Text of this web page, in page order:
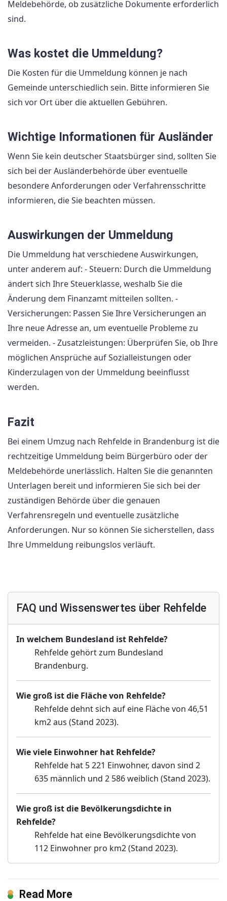
Meldebehörde, ob zusätzliche Dokumente erforderlich
sind.
Was kostet die Ummeldung?
Die Kosten für die Ummeldung können je nach
Gemeinde unterschiedlich sein. Bitte informieren Sie
sich vor Ort über die aktuellen Gebühren.
Wichtige Informationen für Ausländer
Wenn Sie kein deutscher Staatsbürger sind, sollten Sie
sich bei der Ausländerbehörde über eventuelle
besondere Anforderungen oder Verfahrensschritte
informieren, die Sie beachten müssen.
Auswirkungen der Ummeldung
Die Ummeldung hat verschiedene Auswirkungen,
unter anderem auf: - Steuern: Durch die Ummeldung
ändert sich Ihre Steuerklasse, weshalb Sie die
Änderung dem Finanzamt mitteilen sollten. -
Versicherungen: Passen Sie Ihre Versicherungen an
Ihre neue Adresse an, um eventuelle Probleme zu
vermeiden. - Zusatzleistungen: Überprüfen Sie, ob Ihre
möglichen Ansprüche auf Sozialleistungen oder
Kinderzulagen von der Ummeldung beeinflusst
werden.
Fazit
Bei einem Umzug nach Rehfelde in Brandenburg ist die
rechtzeitige Ummeldung beim Bürgerbüro oder der
Meldebehörde unerlässlich. Halten Sie die genannten
Unterlagen bereit und informieren Sie sich bei der
zuständigen Behörde über die genauen
Verfahrensregeln und eventuelle zusätzliche
Anforderungen. Nur so können Sie sicherstellen, dass
Ihre Ummeldung reibungslos verläuft.
FAQ und Wissenswertes über Rehfelde
In welchem Bundesland ist Rehfelde?
Rehfelde gehört zum Bundesland
Brandenburg.
Wie groß ist die Fläche von Rehfelde?
Rehfelde dehnt sich auf eine Fläche von 46,51
km2 aus (Stand 2023).
Wie viele Einwohner hat Rehfelde?
Rehfelde hat 5 221 Einwohner, davon sind 2
635 männlich und 2 586 weiblich (Stand 2023).
Wie groß ist die Bevölkerungsdichte in
Rehfelde?
Rehfelde hat eine Bevölkerungsdichte von
112 Einwohner pro km2 (Stand 2023).
Read More